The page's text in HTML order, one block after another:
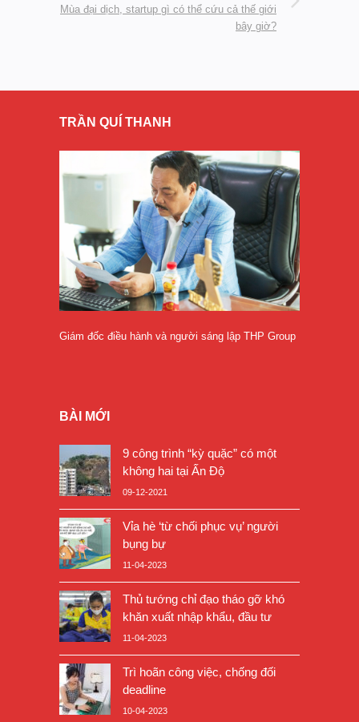
Mùa đại dịch, startup gì có thể cứu cả thế giới
bây giờ?
TRẦN QUÍ THANH
Giám đốc điều hành và người sáng lập THP Group
BÀI MỚI
9 công trình “kỳ quặc” có một
không hai tại Ấn Độ
09-12-2021
Vỉa hè ‘từ chối phục vụ’ người
bụng bự
11-04-2023
Thủ tướng chỉ đạo tháo gỡ khó
khăn xuất nhập khẩu, đầu tư
11-04-2023
Trì hoãn công việc, chống đối
deadline
10-04-2023